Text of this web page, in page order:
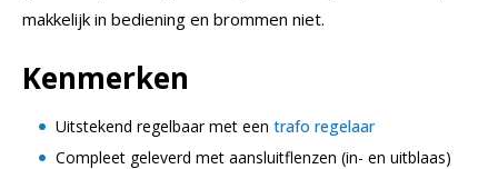
makkelijk in bediening en brommen niet.
Kenmerken
Uitstekend regelbaar met een trafo regelaar
Compleet geleverd met aansluitflenzen (in- en uitblaas)